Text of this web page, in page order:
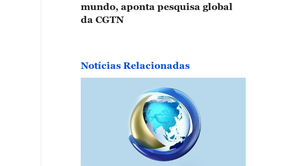
mundo, aponta pesquisa global
da CGTN
Notícias Relacionadas